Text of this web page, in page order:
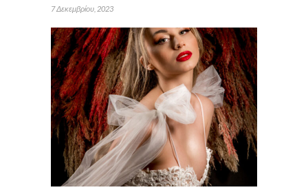
7 Δεκεμβρίου, 2023